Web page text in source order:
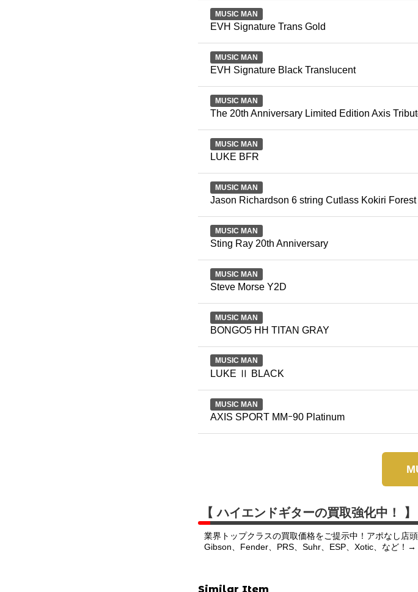
MUSIC MAN
EVH Signature Trans Gold
MUSIC MAN
EVH Signature Black Translucent
MUSIC MAN
The 20th Anniversary Limited Edition Axis
MUSIC MAN
LUKE BFR
MUSIC MAN
Jason Richardson 6 string Cutlass Kokiri Forest
MUSIC MAN
Sting Ray 20th Anniversary
MUSIC MAN
Steve Morse Y2D
MUSIC MAN
BONGO5 HH TITAN GRAY
MUSIC MAN
LUKE Ⅱ BLACK
MUSIC MAN
AXIS SPORT MMｰ90 Platinum
【 ハイエンドギターの買取強化中！ 】
業界トップクラスの買取価格をご提示中！アポなし店
Gibson、Fender、PRS、Suhr、ESP、Xotic、など！
Similar Item